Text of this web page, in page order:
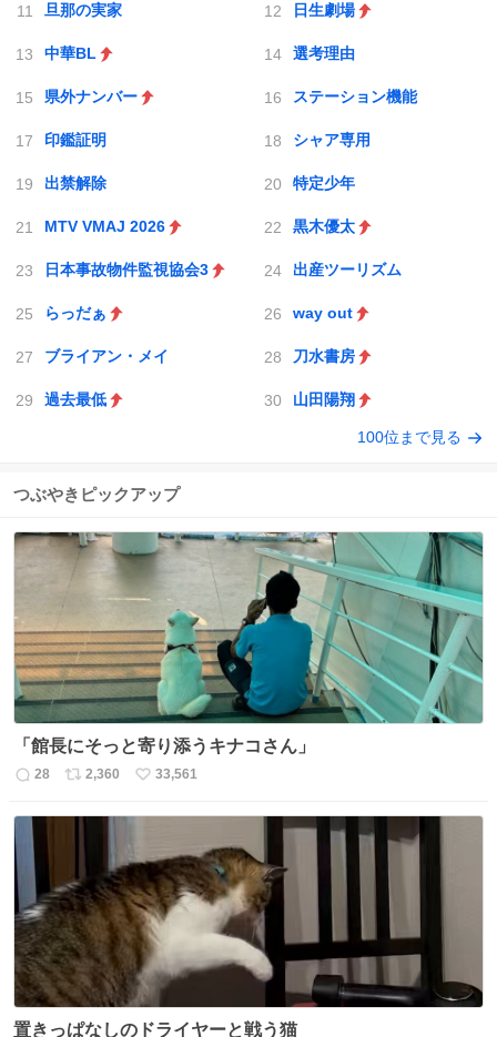
旦那の実家 日生劇場
中華BL 選考理由
県外ナンバー ステーション機能
印鑑証明 シャア専用
出禁解除 特定少年
MTV VMAJ 2026 黒木優太
日本事故物件監視協会3 出産ツーリズム
らっだぁ way out
ブライアン・メイ 刀水書房
過去最低 山田陽翔
100位まで見る
つぶやきピックアップ
「館長にそっと寄り添うキナコさん」
返
数
28
リ
数
2,360
い
33,561
置きっぱなしのドライヤーと戦う猫